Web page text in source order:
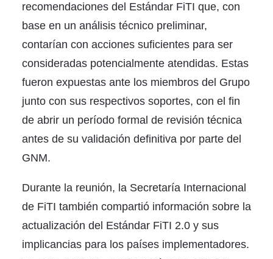
recomendaciones del Estándar FiTI que, con
base en un análisis técnico preliminar,
contarían con acciones suficientes para ser
consideradas potencialmente atendidas. Estas
fueron expuestas ante los miembros del Grupo
junto con sus respectivos soportes, con el fin
de abrir un período formal de revisión técnica
antes de su validación definitiva por parte del
GNM.
Durante la reunión, la Secretaría Internacional
de FiTI también compartió información sobre la
actualización del Estándar FiTI 2.0 y sus
implicancias para los países implementadores.